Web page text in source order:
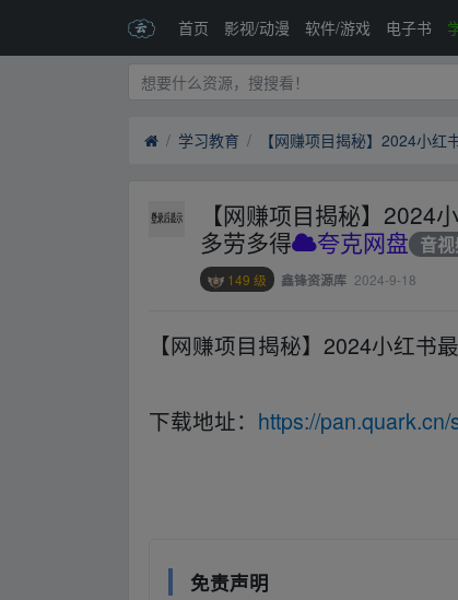
首页 影视/动漫 软件/游戏 电子书
学习教育
【网赚项目揭秘】2024
多劳多得
夸克网盘 音视
149 级 鑫锋资源库 2024-9-18
【网赚项目揭秘】2024小红书
下载地址： https://pan.quark.cn/
免责声明